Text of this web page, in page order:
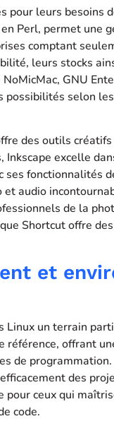
pour leurs besoins
Perl, permet une
comptant
leurs stocks
GNU
selon
des outils
excelle
fonctionnalités
audio
de la
Shortcut offre
et
Linux un terrain
référence, offrant
de
des
ceux qui
code.